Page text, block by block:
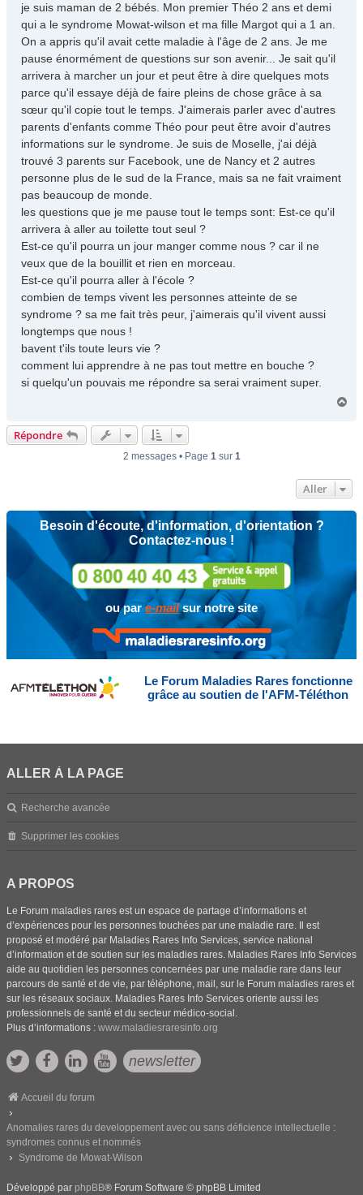
g
e
je suis maman de 2 bébés. Mon premier Théo 2 ans et demi
qui a le syndrome Mowat-wilson et ma fille Margot qui a 1 an.
On a appris qu'il avait cette maladie à l'âge de 2 ans. Je me
pause énormément de questions sur son avenir... Je sait qu'il
arrivera à marcher un jour et peut être à dire quelques mots
parce qu'il essaye déjà de faire pleins de chose grâce à sa
sœur qu'il copie tout le temps. J'aimerais parler avec d'autres
parents d'enfants comme Théo pour peut être avoir d'autres
informations sur le syndrome. Je suis de Moselle, j'ai déjà
trouvé 3 parents sur Facebook, une de Nancy et 2 autres
personne plus de le sud de la France, mais sa ne fait vraiment
pas beaucoup de monde.
les questions que je me pause tout le temps sont: Est-ce qu'il
arrivera à aller au toilette tout seul ?
Est-ce qu'il pourra un jour manger comme nous ? car il ne
veux que de la bouillit et rien en morceau.
Est-ce qu'il pourra aller à l'école ?
combien de temps vivent les personnes atteinte de se
syndrome ? sa me fait très peur, j'aimerais qu'il vivent aussi
longtemps que nous !
bavent t'ils toute leurs vie ?
comment lui apprendre à ne pas tout mettre en bouche ?
si quelqu'un pouvais me répondre sa serai vraiment super.
Répondre
2 messages • Page 1sur 1
Aller
Besoin d'écoute, d'information, d'orientation ?
Contactez-nous !
ou pare-mailsur notre site
Le Forum Maladies Rares fonctionne
grâce au soutien de l'AFM-Téléthon
ALLER À LA PAGE
Recherche avancée
Supprimer les cookies
A PROPOS
Le Forum maladies rares est un espace de partage d’informations et
d’expériences pour les personnes touchées par une maladie rare. Il est
proposé et modéré par Maladies Rares Info Services, service national
d’information et de soutien sur les maladies rares. Maladies Rares Info Services
aide au quotidien les personnes concernées par une maladie rare dans leur
parcours de santé et de vie, par téléphone, mail, sur le Forum maladies rares et
sur les réseaux sociaux. Maladies Rares Info Services oriente aussi les
professionnels de santé et du secteur médico-social.
Plus d’informations : www.maladiesraresinfo.org
newsletter
Accueil du forum
Anomalies rares du developpement avec ou sans déficience intellectuelle :
syndromes connus et nommés
Syndrome de Mowat-Wilson
Développé par phpBB® Forum Software © phpBB Limited